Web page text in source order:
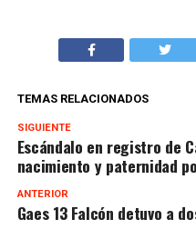
TEMAS RELACIONADOS
SIGUIENTE
Escándalo en registro de
nacimiento y paternidad
ANTERIOR
Gaes 13 Falcón detuvo a